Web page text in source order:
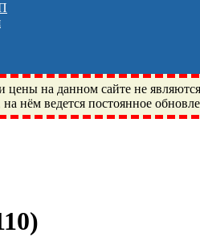
на данном сайте не
на нём ведется постоянное
Королёв, Балашиха, Фряново,
СПЗ-4, NECTECH, KG, LQY,
)